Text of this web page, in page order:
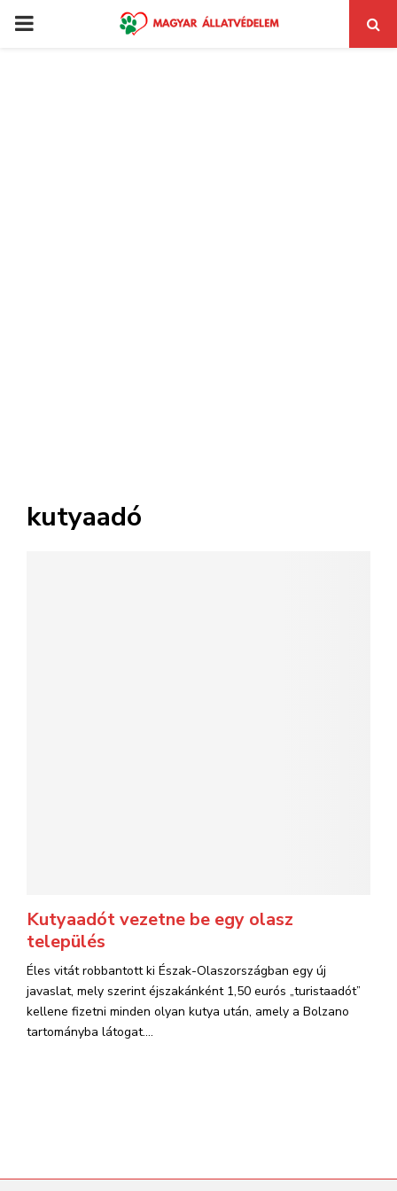
PRIMARY
kutyaadó
Kutyaadót vezetne be egy olasz
település
Éles vitát robbantott ki Észak-Olaszországban egy új
javaslat, mely szerint éjszakánként 1,50 eurós „turistaadót”
kellene fizetni minden olyan kutya után, amely a Bolzano
tartományba látogat....